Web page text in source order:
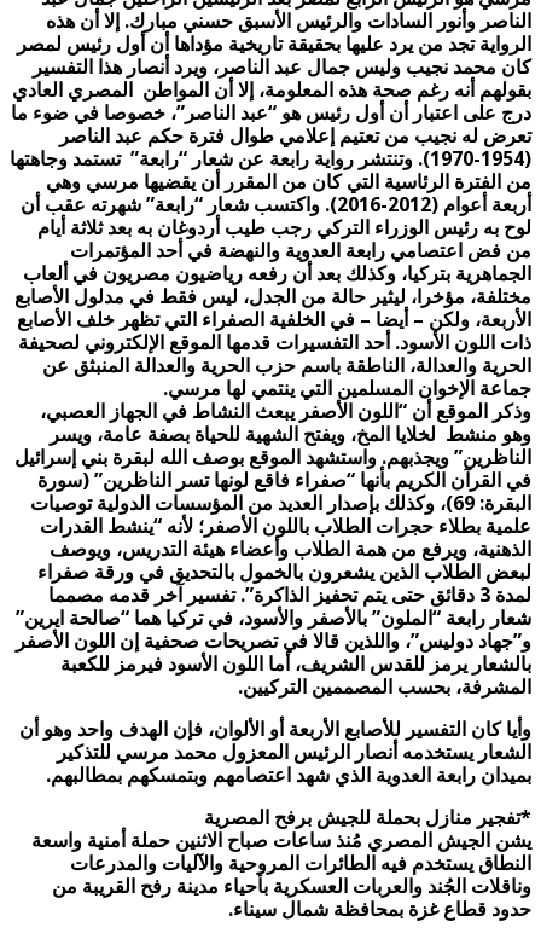
الناصر وأنور السادات والرئيس الأسبق حسني مبارك. إلا أن هذه
الرواية تجد من يرد عليها بحقيقة تاريخية مؤداها أن أول رئيس لمصر
كان محمد نجيب وليس جمال عبد الناصر، ويرد أنصار هذا التفسير
بقولهم أنه رغم صحة هذه المعلومة، إلا أن المواطن المصري العادي
درج على اعتبار أن أول رئيس هو “عبد الناصر”، خصوصا في ضوء ما
تعرض له نجيب من تعتيم إعلامي طوال فترة حكم عبد الناصر
(1954-1970).
وتنتشر رواية رابعة عن شعار “رابعة” تستمد وجاهتها
من الفترة الرئاسية التي كان من المقرر أن يقضيها مرسي وهي
أربعة أعوام (2012-2016).
واكتسب شعار “رابعة” شهرته عقب أن
لوح به رئيس الوزراء التركي رجب طيب أردوغان به بعد ثلاثة أيام
من فض اعتصامي رابعة العدوية والنهضة في أحد المؤتمرات
الجماهرية بتركيا، وكذلك بعد أن رفعه رياضيون مصريون في ألعاب
مختلفة، مؤخرا، ليثير حالة من الجدل، ليس فقط في مدلول الأصابع
الأربعة، ولكن – أيضا – في الخلفية الصفراء التي تظهر خلف الأصابع
ذات اللون الأسود. أحد التفسيرات قدمها الموقع الإلكتروني لصحيفة
الحرية والعدالة، الناطقة باسم حزب الحرية والعدالة المنبثق عن
جماعة الإخوان المسلمين التي ينتمي لها مرسي.
وذكر الموقع أن “اللون الأصفر يبعث النشاط في الجهاز العصبي،
وهو منشط لخلايا المخ، ويفتح الشهية للحياة بصفة عامة، ويسر
الناظرين” ويجذبهم. واستشهد الموقع بوصف الله لبقرة بني إسرائيل
في القرآن الكريم بأنها “صفراء فاقع لونها تسر الناظرين” (سورة
البقرة: 69)، وكذلك بإصدار العديد من المؤسسات الدولية توصيات
علمية بطلاء حجرات الطلاب باللون الأصفر؛ لأنه “ينشط القدرات
الذهنية، ويرفع من همة الطلاب وأعضاء هيئة التدريس، ويوصف
لبعض الطلاب الذين يشعرون بالخمول بالتحديق في ورقة صفراء
لمدة 3 دقائق حتى يتم تحفيز الذاكرة”.
تفسير آخر قدمه مصمما
شعار رابعة “الملون” بالأصفر والأسود، في تركيا هما “صالحة ايرين”
و”جهاد دوليس”، واللذين قالا في تصريحات صحفية إن اللون الأصفر
بالشعار يرمز للقدس الشريف، أما اللون الأسود فيرمز للكعبة
المشرفة، بحسب المصممين التركيين.
وأيا كان التفسير للأصابع الأربعة أو الألوان، فإن الهدف واحد وهو أن
الشعار يستخدمه أنصار الرئيس المعزول محمد مرسي للتذكير
بميدان رابعة العدوية الذي شهد اعتصامهم وبتمسكهم بمطالبهم.
*تفجير منازل بحملة للجيش برفح المصرية
يشن الجيش المصري مُنذ ساعات صباح الاثنين حملة أمنية واسعة
النطاق يستخدم فيه الطائرات المروحية والآليات والمدرعات
وناقلات الجُند والعربات العسكرية بأحياء مدينة رفح القريبة من
حدود قطاع غزة بمحافظة شمال سيناء.